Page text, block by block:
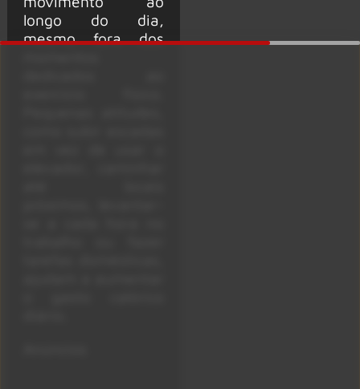
longo do dia,
mesmo fora dos